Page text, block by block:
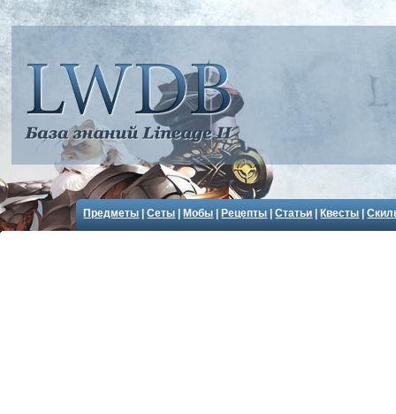
Предметы |Сеты Мобы Рецепты |Статьи Квесты |